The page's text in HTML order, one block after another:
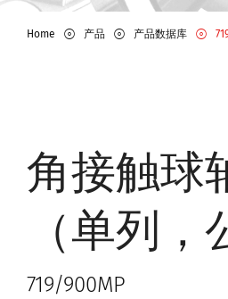
Home 产品 产品数据库
角接触球
（单列，
719/900MP